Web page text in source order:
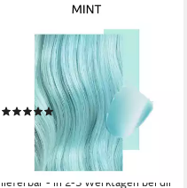
WELLA PROFESSIONALS
Haartönung COLOR FRESH
MASK, frei von Silikonen,
auswaschbar, wöchentliche
Anwendung
(6)
17,99 € UVP 22,25 €
(119,93 €/ 1 l)
lieferbar - in 2-3 Werktagen bei dir